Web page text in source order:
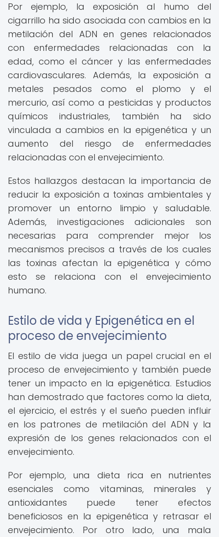
Por ejemplo, la exposición al humo del
cigarrillo ha sido asociada con cambios en la
metilación del ADN en genes relacionados
con enfermedades relacionadas con la
edad, como el cáncer y las enfermedades
cardiovasculares. Además, la exposición a
metales pesados ​​como el plomo y el
mercurio, así como a pesticidas y productos
químicos industriales, también ha sido
vinculada a cambios en la epigenética y un
aumento del riesgo de enfermedades
relacionadas con el envejecimiento.
Estos hallazgos destacan la importancia de
reducir la exposición a toxinas ambientales y
promover un entorno limpio y saludable.
Además, investigaciones adicionales son
necesarias para comprender mejor los
mecanismos precisos a través de los cuales
las toxinas afectan la epigenética y cómo
esto se relaciona con el envejecimiento
humano.
Estilo de vida y Epigenética en el
proceso de envejecimiento
El estilo de vida juega un papel crucial en el
proceso de envejecimiento y también puede
tener un impacto en la epigenética. Estudios
han demostrado que factores como la dieta,
el ejercicio, el estrés y el sueño pueden influir
en los patrones de metilación del ADN y la
expresión de los genes relacionados con el
envejecimiento.
Por ejemplo, una dieta rica en nutrientes
esenciales como vitaminas, minerales y
antioxidantes puede tener efectos
beneficiosos en la epigenética y retrasar el
envejecimiento. Por otro lado, una mala